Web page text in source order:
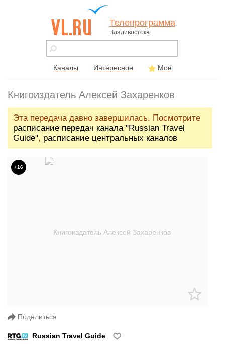
vl.ru - сайт
города
Телепрограмма
Владивостока
Каналы Интересное Моё
Книгоиздатель Алексей Захаренков
Эта передача давно завершилась. Посмотрите
расписание передач канала "Russian Travel
Guide", расписание центральных каналов
+16
Поделиться
Russian Travel Guide